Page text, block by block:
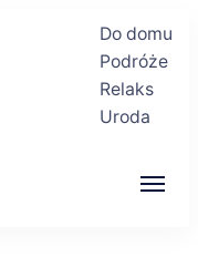
Do domu
Podróże
Relaks
Uroda